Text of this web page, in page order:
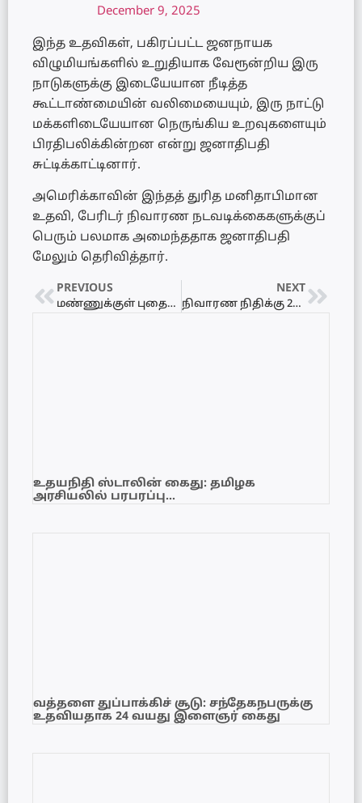
December 9, 2025
இந்த உதவிகள், பகிரப்பட்ட ஜனநாயக
விழுமியங்களில் உறுதியாக வேரூன்றிய இரு
நாடுகளுக்கு இடையேயான நீடித்த
கூட்டாண்மையின் வலிமையையும், இரு நாட்டு
மக்களிடையேயான நெருங்கிய உறவுகளையும்
பிரதிபலிக்கின்றன என்று ஜனாதிபதி
சுட்டிக்காட்டினார்.
அமெரிக்காவின் இந்தத் துரித மனிதாபிமான
உதவி, பேரிடர் நிவாரண நடவடிக்கைகளுக்குப்
பெரும் பலமாக அமைந்ததாக ஜனாதிபதி
மேலும் தெரிவித்தார்.
PREVIOUS
மண்ணுக்குள் புதையுண்ட உடல்களில் இருந்து துர்மணம் – அச்சத்தில் மக்கள்
NEXT
நிவாரண நிதிக்கு 250 மில்லியன் ரூபாய் நன்கொடை: பிரதமரிடம் நிதியைக் கையளித்தார் சந்திரிகா!
உதயநிதி ஸ்டாலின் கைது: தமிழக
அரசியலில் பரபரப்பு…
வத்தளை துப்பாக்கிச் சூடு: சந்தேகநபருக்கு
உதவியதாக 24 வயது இளைஞர் கைது